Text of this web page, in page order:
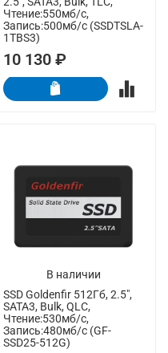
Чтение:550мб/с,
Запись:500мб/с (SSDTSLA-
1TBS3)
10 130 ₽
В наличии
SSD Goldenfir 512Гб, 2.5",
SATA3, Bulk, QLC,
Чтение:530мб/с,
Запись:480мб/с (GF-
SSD25-512G)